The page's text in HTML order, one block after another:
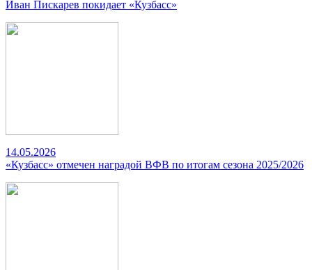
Иван Пискарев покидает «Кузбасс»
14.05.2026
«Кузбасс» отмечен наградой ВФВ по итогам сезона 2025/2026